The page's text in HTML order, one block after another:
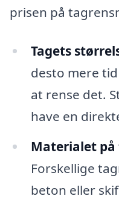
prisen på
Tagets
desto mere
at rense det.
have en
Materialet
Forskellige
beton eller